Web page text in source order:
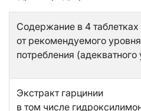
Содержание в 4
от рекомендуемого
потребления (адекватного
Экстракт гарцинии
в том числе